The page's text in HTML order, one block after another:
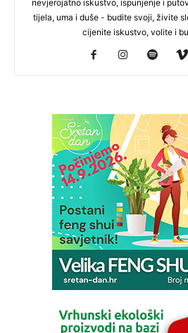
nevjerojatno iskustvo, ispunjenje i
tijela, uma i duše - budite svoji, živite
cijenite iskustvo, volite i